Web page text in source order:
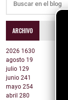
ARCHIVO
2026 1630
agosto 19
julio 129
junio 241
mayo 254
abril 280